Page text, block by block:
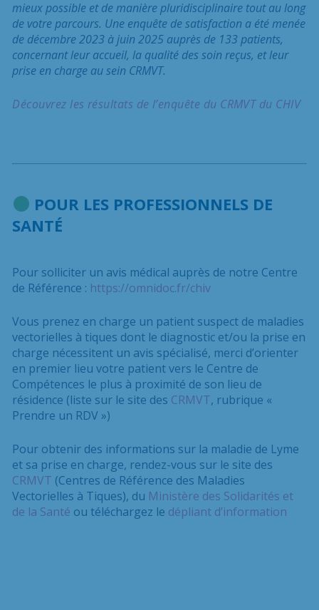
mieux possible et de manière pluridisciplinaire tout au long
de votre parcours. Une enquête de satisfaction a été menée
de décembre 2023 à juin 2025 auprès de 133 patients,
concernant leur accueil, la qualité des soin reçus, et leur
prise en charge au sein CRMVT.
Découvrez les résultats de l’enquête du CRMVT du CHIV
POUR LES PROFESSIONNELS DE
SANTÉ
Pour solliciter un avis médical auprès de notre Centre
de Référence : https://omnidoc.fr/chiv
Vous prenez en charge un patient suspect de maladies
vectorielles à tiques dont le diagnostic et/ou la prise en
charge nécessitent un avis spécialisé, merci d’orienter
en premier lieu votre patient vers le Centre de
Compétences le plus à proximité de son lieu de
résidence (liste sur le site des CRMVT, rubrique «
Prendre un RDV »)
Pour obtenir des informations sur la maladie de Lyme
et sa prise en charge, rendez-vous sur le site des
CRMVT (Centres de Référence des Maladies
Vectorielles à Tiques), du Ministère des Solidarités et
de la Santé ou téléchargez le dépliant d’information